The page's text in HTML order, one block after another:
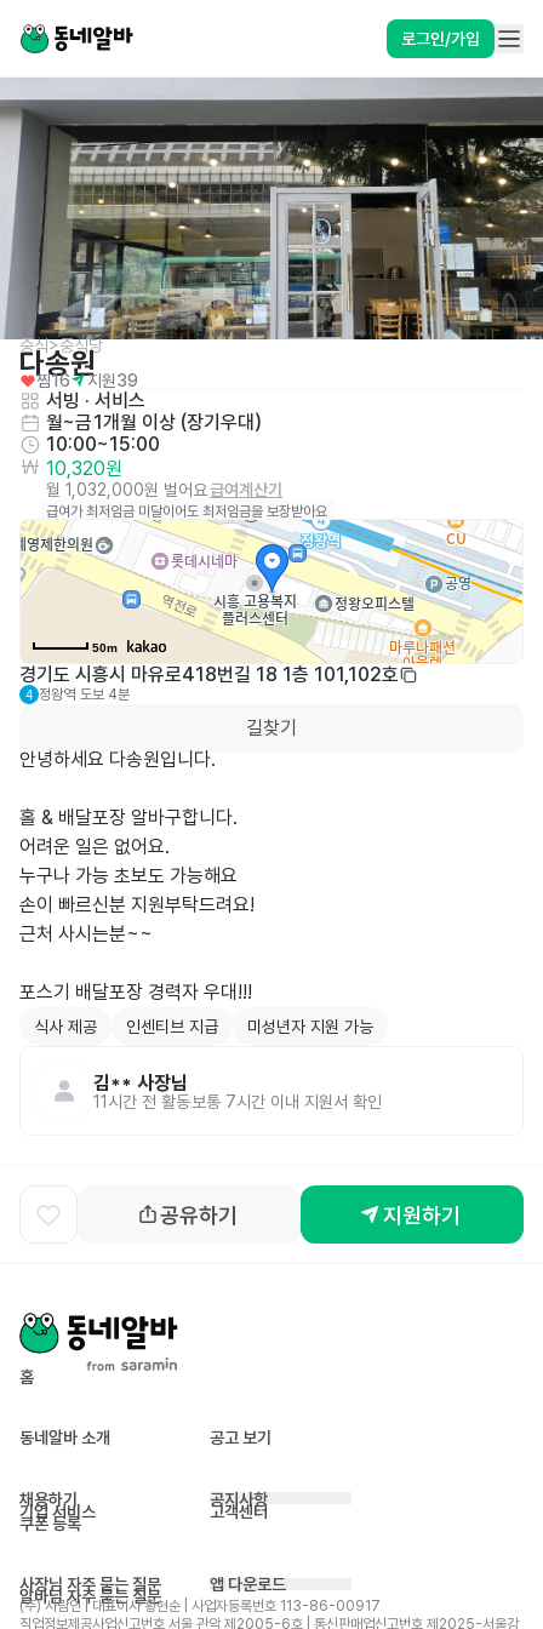
로그인/가입
중식>중식당
다송원
찜16 지원39
서빙 · 서비스
월~금1개월 이상 (장기우대)
10:00~15:00
10,320원
월 1,032,000원 벌어요급여계산기
급여가 최저임금 미달이어도 최저임금을 보장받아요
50m
경기도 시흥시 마유로418번길 18 1층 101,102호
4 정왕역 도보 4분
길찾기
안녕하세요 다송원입니다.
홀 & 배달포장 알바구합니다.
어려운 일은 없어요.
누구나 가능 초보도 가능해요
손이 빠르신분 지원부탁드려요!
근처 사시는분~~
포스기 배달포장 경력자 우대!!!
식사 제공 인센티브 지급 미성년자 지원 가능
김** 사장님
11시간 전 활동보통 7시간 이내 지원서 확인
공유하기 지원하기
홈
동네알바 소개 공고 보기
채용하기
기업 서비스
쿠폰 등록
공지사항
고객센터
사장님 자주 묻는 질문
알바님 자주 묻는 질문
앱 다운로드
(주) 사람인 | 대표이사 황현순 | 사업자등록번호 113-86-00917
직업정보제공사업신고번호 서울 관악 제2005-6호 | 통신판매업신고번호 제2025-서울강